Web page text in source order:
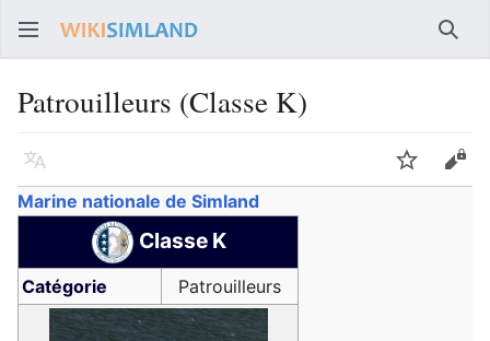
Patrouilleurs (Classe K)
Langue Suivre
Marine nationale de Simland
Classe K
Catégorie Patrouilleurs